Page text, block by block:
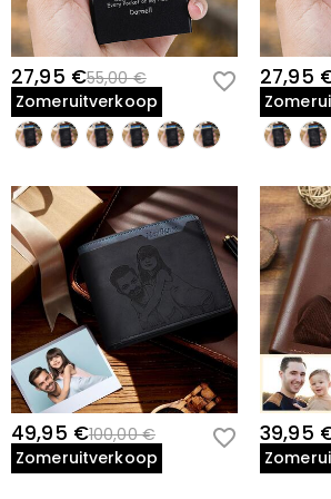
27,95 €55,00 €
Zomeruitverkoop
27,95
49,95 €100,00 €
Zomeruitverkoop
39,95